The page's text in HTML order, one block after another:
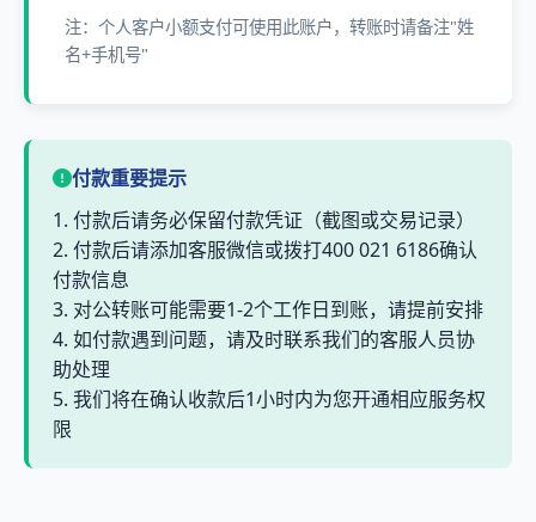
注：个人客户小额支付可使用此账户，转账时请备注"姓
名+手机号"
付款重要提示
1. 付款后请务必保留付款凭证（截图或交易记录）
2. 付款后请添加客服微信或拨打400 021 6186确认
付款信息
3. 对公转账可能需要1-2个工作日到账，请提前安排
4. 如付款遇到问题，请及时联系我们的客服人员协
助处理
5. 我们将在确认收款后1小时内为您开通相应服务权
限